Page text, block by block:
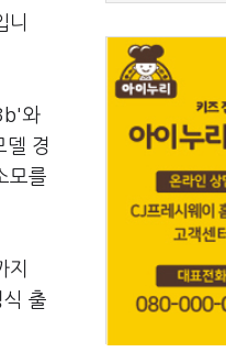
니
와
델 경
모를
출